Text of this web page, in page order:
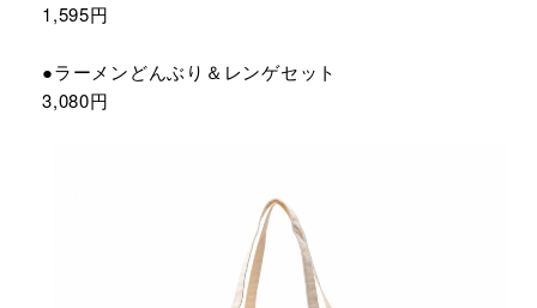
1,595円
●ラーメンどんぶり＆レンゲセット
3,080円